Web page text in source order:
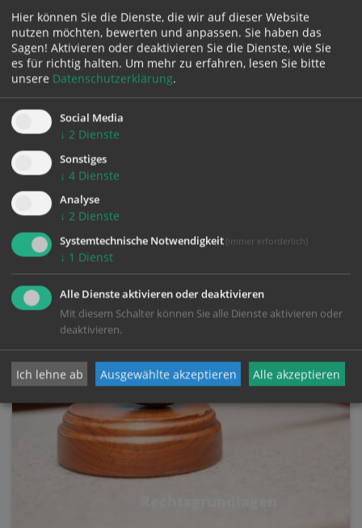
Informationen gemäß Artikel 13
Gemäß der Informationspflicht bei "Erhebung
von personenbezogenen Daten bei
betroffenen Personen" (Artikel 13 DSGVO)
Hier können Sie die Dienste, die wir auf dieser Website
nutzen möchten, bewerten und anpassen. Sie haben das
Sagen! Aktivieren oder deaktivieren Sie die Dienste, wie Sie
es für richtig halten. Um mehr zu erfahren, lesen Sie bitte
unsere Datenschutzerklärung.
Social Media
↓ 2 Dienste
Sonstiges
↓ 4 Dienste
Analyse
↓ 2 Dienste
Systemtechnische Notwendigkeit (immer erforderlich)
↓ 1 Dienst
Alle Dienste aktivieren oder deaktivieren
Mit diesem Schalter können Sie alle Dienste aktivieren oder
deaktivieren.
Ich lehne ab Ausgewählte akzeptieren Alle akzeptieren